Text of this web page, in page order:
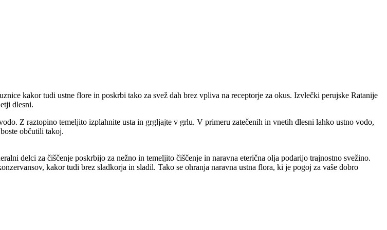
kakor tudi ustne flore in poskrbi tako za svež dah brez vpliva na receptorje za okus. Izvlečki perujske Ratanije
dlesni.
Z raztopino temeljito izplahnite usta in grgljajte v grlu. V primeru zatečenih in vnetih dlesni lahko ustno vodo,
občutili takoj.
delci za čiščenje poskrbijo za nežno in temeljito čiščenje in naravna eterična olja podarijo trajnostno svežino.
kakor tudi brez sladkorja in sladil. Tako se ohranja naravna ustna flora, ki je pogoj za vaše dobro